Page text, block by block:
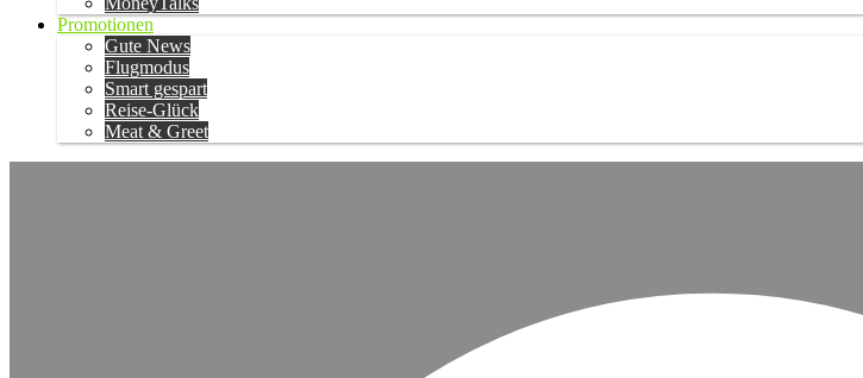
Promotionen
Gute News
Flugmodus
Smart gespart
Reise-Glück
Meat & Greet